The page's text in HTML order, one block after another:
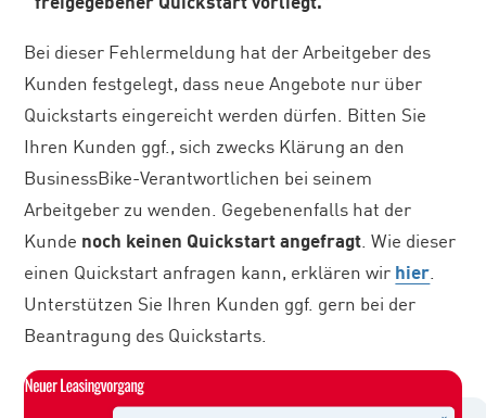
freigegebener Quickstart vorliegt.”
Bei dieser Fehlermeldung hat der Arbeitgeber des
Kunden festgelegt, dass neue Angebote nur über
Quickstarts eingereicht werden dürfen. Bitten Sie
Ihren Kunden ggf., sich zwecks Klärung an den
BusinessBike-Verantwortlichen bei seinem
Arbeitgeber zu wenden. Gegebenenfalls hat der
Kunde noch keinen Quickstart angefragt. Wie dieser
einen Quickstart anfragen kann, erklären wir hier.
Unterstützen Sie Ihren Kunden ggf. gern bei der
Beantragung des Quickstarts.